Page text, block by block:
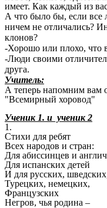
имеет. Как каждый из
А что было бы, если все
ничем не отличались?
клонов?
-Хорошо или плохо, что
-Люди своими
друга.
Учитель:
А теперь напомним вам
"Всемирный хоровод"
Ученик 1. и ученик 2
1.
Стихи для ребят
Всех народов и стран:
Для абиссинцев и
Для испанских детей
И для русских,
Турецких, немецких,
Французских
Негров, чья родина –